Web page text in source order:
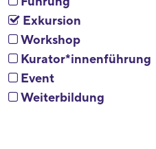
Exkursion
Workshop
Kurator*innenführung
Event
Weiterbildung